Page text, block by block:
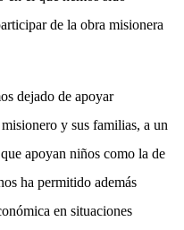
de la obra misionera
dejado de apoyar
y sus familias, a un
apoyan niños como la de
ha permitido además
en situaciones